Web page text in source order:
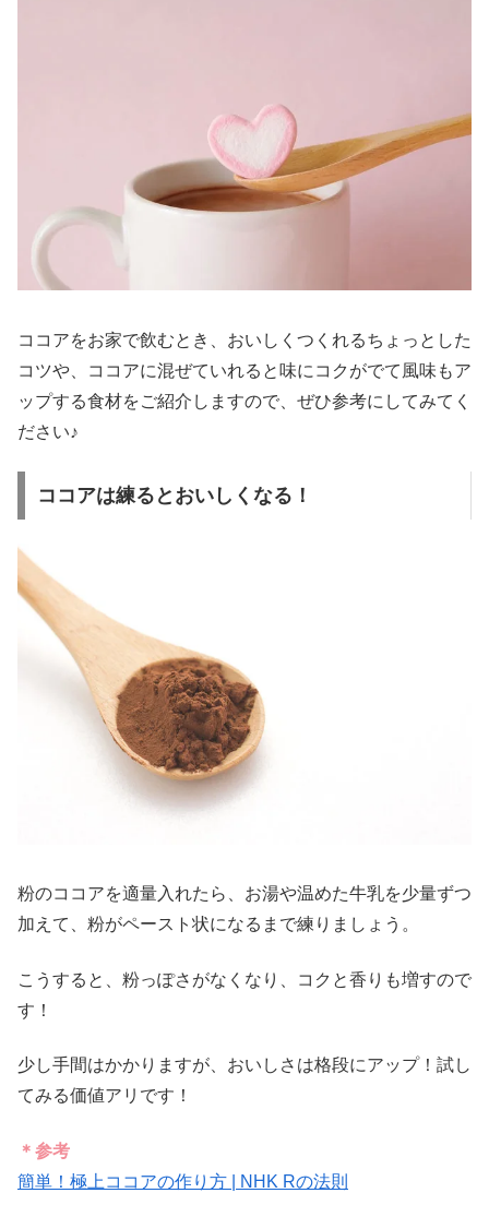
ココアをお家で飲むとき、おいしくつくれるちょっとした
コツや、ココアに混ぜていれると味にコクがでて風味もア
ップする食材をご紹介しますので、ぜひ参考にしてみてく
ださい♪
ココアは練るとおいしくなる！
粉のココアを適量入れたら、お湯や温めた牛乳を少量ずつ
加えて、粉がペースト状になるまで練りましょう。
こうすると、粉っぽさがなくなり、コクと香りも増すので
す！
少し手間はかかりますが、おいしさは格段にアップ！試し
てみる価値アリです！
＊参考
簡単！極上ココアの作り方 | NHK Rの法則